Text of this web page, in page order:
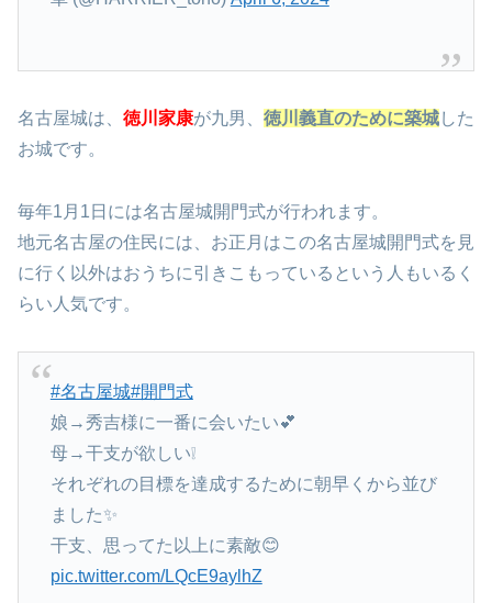
名古屋城は、 徳川家康が九男、 徳川義直のために築城した
お城です。
毎年1月1日には名古屋城開門式が行われます。
地元名古屋の住民には、お正月はこの名古屋城開門式を見
に行く以外はおうちに引きこもっているという人もいるく
らい人気です。
#名古屋城#開門式
娘→秀吉様に一番に会いたい💕
母→干支が欲しい❕
それぞれの目標を達成するために朝早くから並び
ました✨
干支、思ってた以上に素敵😊
pic.twitter.com/LQcE9aylhZ